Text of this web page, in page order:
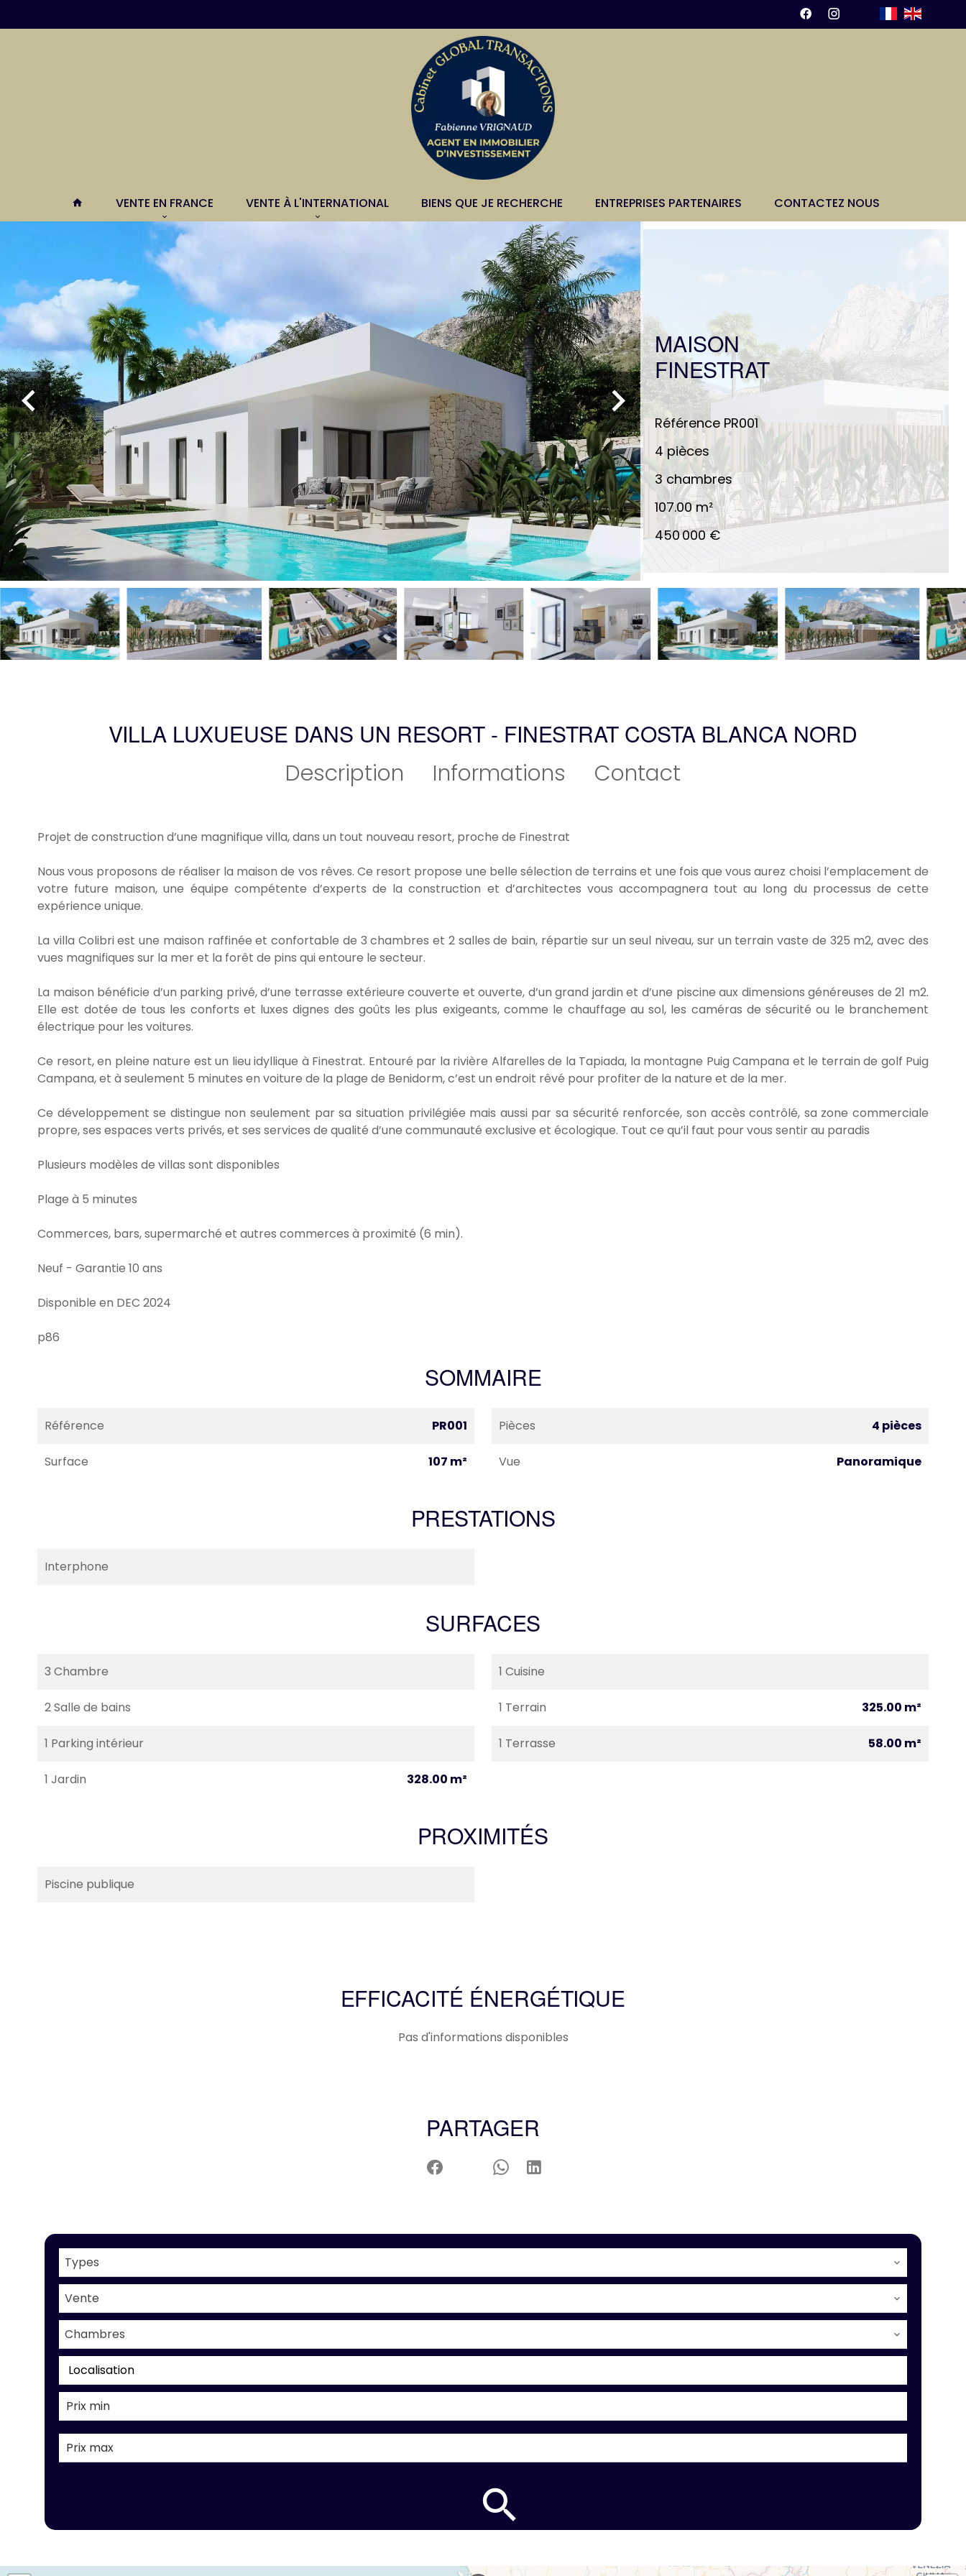
VENTE EN FRANCE VENTE À L'INTERNATIONAL BIENS QUE JE RECHERCHE ENTREPRISES PARTENAIRES CONTACTEZ NOUS
MAISON
FINESTRAT
Référence PR001
4 pièces
3 chambres
107.00m²
450 000 €
VILLA LUXUEUSE DANS UN RESORT - FINESTRAT COSTA BLANCA NORD
Description Informations Contact
Projet de construction d’une magnifique villa, dans un tout nouveau resort, proche de Finestrat
Nous vous proposons de réaliser la maison de vos rêves. Ce resort propose une belle sélection de terrains et une fois que vous aurez choisi l’emplacement de
votre future maison, une équipe compétente d’experts de la construction et d’architectes vous accompagnera tout au long du processus de cette
expérience unique.
La villa Colibri est une maison raffinée et confortable de 3 chambres et 2 salles de bain, répartie sur un seul niveau, sur un terrain vaste de 325 m2, avec des
vues magnifiques sur la mer et la forêt de pins qui entoure le secteur.
La maison bénéficie d’un parking privé, d’une terrasse extérieure couverte et ouverte, d’un grand jardin et d’une piscine aux dimensions généreuses de 21 m2.
Elle est dotée de tous les conforts et luxes dignes des goûts les plus exigeants, comme le chauffage au sol, les caméras de sécurité ou le branchement
électrique pour les voitures.
Ce resort, en pleine nature est un lieu idyllique à Finestrat. Entouré par la rivière Alfarelles de la Tapiada, la montagne Puig Campana et le terrain de golf Puig
Campana, et à seulement 5 minutes en voiture de la plage de Benidorm, c’est un endroit rêvé pour profiter de la nature et de la mer.
Ce développement se distingue non seulement par sa situation privilégiée mais aussi par sa sécurité renforcée, son accès contrôlé, sa zone commerciale
propre, ses espaces verts privés, et ses services de qualité d’une communauté exclusive et écologique. Tout ce qu’il faut pour vous sentir au paradis
Plusieurs modèles de villas sont disponibles
Plage à 5 minutes
Commerces, bars, supermarché et autres commerces à proximité (6 min).
Neuf - Garantie 10 ans
Disponible en DEC 2024
p86
SOMMAIRE
Référence PR001 Pièces 4 pièces
Surface 107 m² Vue Panoramique
PRESTATIONS
Interphone
SURFACES
3 Chambre 1 Cuisine
2 Salle de bains 1 Terrain 325.00 m²
1 Parking intérieur 1 Terrasse 58.00 m²
1 Jardin 328.00 m²
PROXIMITÉS
Piscine publique
EFFICACITÉ ÉNERGÉTIQUE
Pas d'informations disponibles
PARTAGER
Types
Vente
Chambres
Localisation